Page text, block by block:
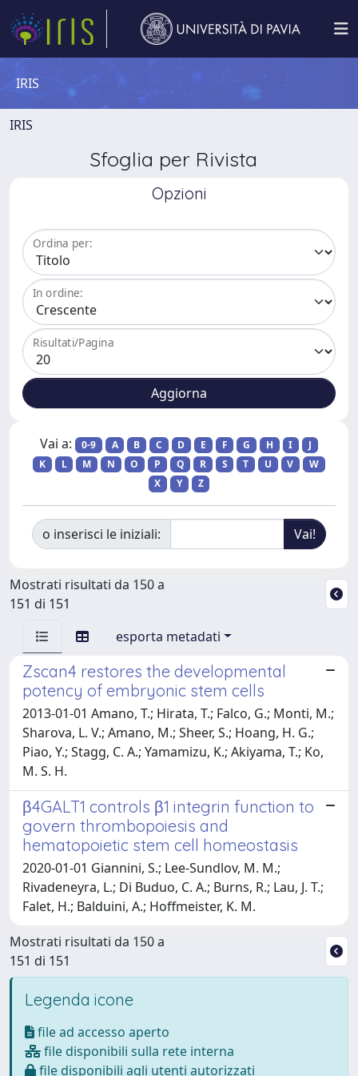
IRIS
IRIS
Sfoglia per Rivista
Opzioni
Ordina per:
In ordine:
Risultati/Pagina
Vai a: 0-9 A B C D E F G H I
J
K
L M N O P Q R S T U V
W
X
Y Z
o inserisci le iniziali:
Mostrati risultati da 150 a
151 di 151
esporta metadati
Zscan4 restores the developmental
potency of embryonic stem cells
2013-01-01 Amano, T.; Hirata, T.; Falco, G.; Monti, M.;
Sharova, L. V.; Amano, M.; Sheer, S.; Hoang, H. G.;
Piao, Y.; Stagg, C. A.; Yamamizu, K.; Akiyama, T.; Ko,
M. S. H.
β4GALT1 controls β1 integrin function to
govern thrombopoiesis and
hematopoietic stem cell homeostasis
2020-01-01 Giannini, S.; Lee-Sundlov, M. M.;
Rivadeneyra, L.; Di Buduo, C. A.; Burns, R.; Lau, J. T.;
Falet, H.; Balduini, A.; Hoffmeister, K. M.
Mostrati risultati da 150 a
151 di 151
Legenda icone
file ad accesso aperto
file disponibili sulla rete interna
file disponibili agli utenti autorizzati